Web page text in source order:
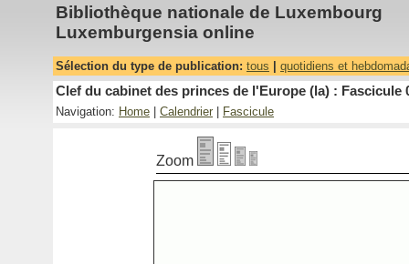
Bibliothèque nationale de Luxembourg
Luxemburgensia online
Sélection du type de publication: tous quotidiens et
Clef du cabinet des princes de l'Europe (la) : Fascicule
Navigation: Home Calendrier Fascicule
Zoom